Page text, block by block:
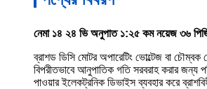
নেমা ১৪ ২৪ ভি অনুপাত ১:২৫ কম নয়েজ ৩৬
ব্রাশড ডিসি মোটর অপারেটিং ভোল্টেজ বা চৌম্বক
বিপরীতভাবে আনুপাতিক গতি সরবরাহ করার জন্য
পাওয়ার ইলেকট্রনিক ডিভাইস ব্যবহার করে